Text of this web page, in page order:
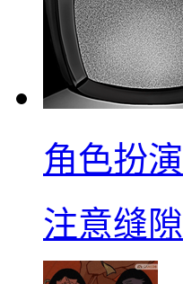
角色扮演
注意缝隙